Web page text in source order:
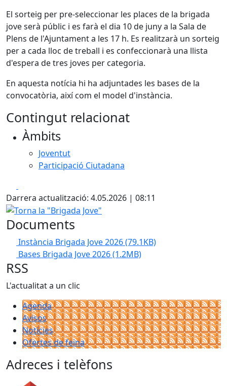
El sorteig per pre-seleccionar les places de la brigada
jove serà públic i es farà el dia 10 de juny a la Sala de
Plens de l'Ajuntament a les 17 h. Es realitzarà un sorteig
per a cada lloc de treball i es confeccionarà una llista
d'espera de tres joves per categoria.
En aquesta notícia hi ha adjuntades les bases de la
convocatòria, així com el model d'instància.
Contingut relacionat
Àmbits
Joventut
Participació Ciutadana
Darrera actualització: 4.05.2026 | 08:11
Torna la "Brigada Jove"
Documents
Instància Brigada Jove 2026(79.1KB)
Bases Brigada Jove 2026(1.2MB)
RSS
L'actualitat a un clic
Agenda
Avisos
Notícies
Ofertes de feina
Adreces i telèfons